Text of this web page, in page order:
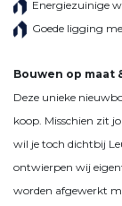
Energiezuinige
Goede ligging
Bouwen op maat
Deze unieke
koop. Misschien zit
wil je toch dichtbij
ontwierpen wij
worden afgewerkt